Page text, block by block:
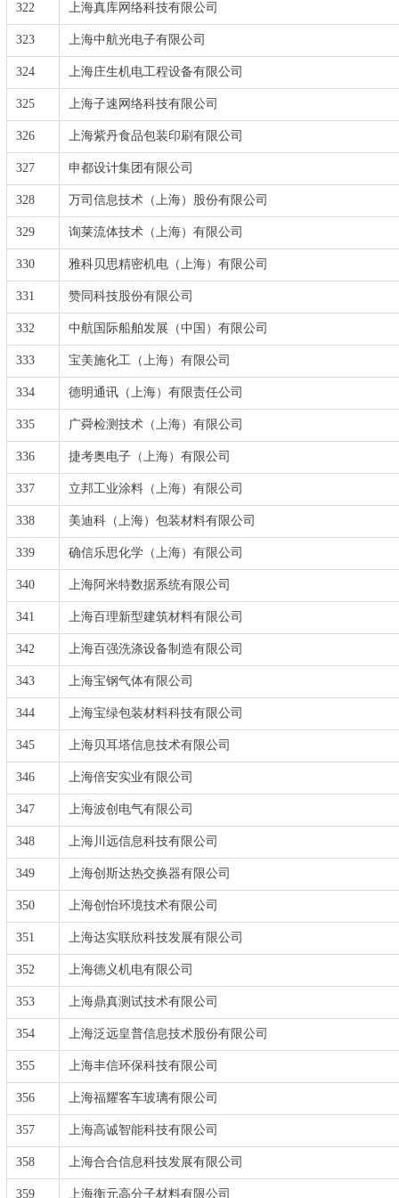
322 上海真库网络科技有限公司
323 上海中航光电子有限公司
324 上海庄生机电工程设备有限公司
325 上海子速网络科技有限公司
326 上海紫丹食品包装印刷有限公司
327 申都设计集团有限公司
328 万司信息技术（上海）股份有限公司
329 询莱流体技术（上海）有限公司
330 雅科贝思精密机电（上海）有限公司
331 赞同科技股份有限公司
332 中航国际船舶发展（中国）有限公司
333 宝美施化工（上海）有限公司
334 德明通讯（上海）有限责任公司
335 广舜检测技术（上海）有限公司
336 捷考奥电子（上海）有限公司
337 立邦工业涂料（上海）有限公司
338 美迪科（上海）包装材料有限公司
339 确信乐思化学（上海）有限公司
340 上海阿米特数据系统有限公司
341 上海百理新型建筑材料有限公司
342 上海百强洗涤设备制造有限公司
343 上海宝钢气体有限公司
344 上海宝绿包装材料科技有限公司
345 上海贝耳塔信息技术有限公司
346 上海倍安实业有限公司
347 上海波创电气有限公司
348 上海川远信息科技有限公司
349 上海创斯达热交换器有限公司
350 上海创怡环境技术有限公司
351 上海达实联欣科技发展有限公司
352 上海德义机电有限公司
353 上海鼎真测试技术有限公司
354 上海泛远皇普信息技术股份有限公司
355 上海丰信环保科技有限公司
356 上海福耀客车玻璃有限公司
357 上海高诚智能科技有限公司
358 上海合合信息科技发展有限公司
359 上海衡元高分子材料有限公司